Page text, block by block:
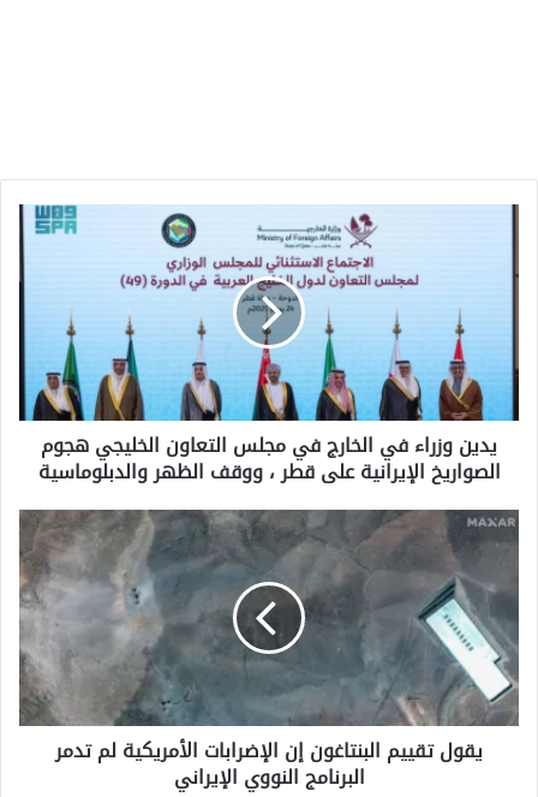
مجلس
التعاون
الخليجي
هجوم
الصواريخ
الإيرانية
قطر
،
ووقف
الظهر
والدبلوماسية
يدين وزراء في الخارج في مجلس التعاون الخليجي هجوم
الصواريخ الإيرانية على قطر ، ووقف الظهر والدبلوماسية
يقول
تقييم
البنتاغون
إن
الإضرابات
الأمريكية
لم
تدمر
البرنامج
النووييقول تقييم البنتاغون إن الإضرابات الأمريكية لم تدمر
البرنامج النووي الإيراني